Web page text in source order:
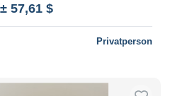
± 57,61 $
Privatperson